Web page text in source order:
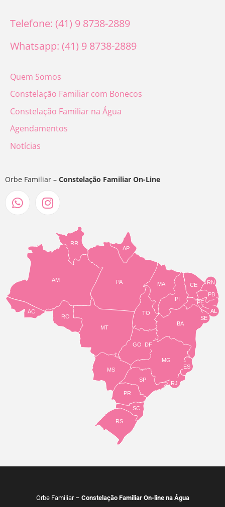
Telefone: (41) 9 8738-2889
Whatsapp: (41) 9 8738-2889
Quem Somos
Constelação Familiar com Bonecos
Constelação Familiar na Água
Agendamentos
Notícias
Orbe Familiar – Constelação Familiar On-Line
TO
BA
SE
PE
AL
RN
CE
PI
MA
AP
PA
RR
AM
AC
RO
MT
MS
GO
PR
SC
RS
SP
MG
RJ
ES
DF
PB
Orbe Familiar – Constelação Familiar On-line na Água